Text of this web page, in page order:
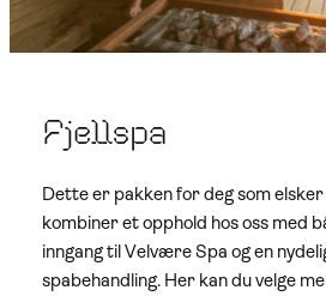
Fjellspa
Dette er pakken for deg som elsker
kombiner et opphold hos oss med
inngang til Velvære Spa og en
spabehandling. Her kan du velge